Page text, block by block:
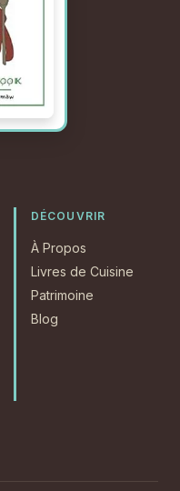
DÉCOUVRIR
À Propos
Livres de Cuisine
Patrimoine
Blog